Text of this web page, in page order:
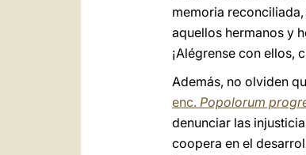
memoria
aquellos hermanos y
¡Alégrense con ellos,
Además, no olviden
enc. Popolorum
denunciar las
coopera en el